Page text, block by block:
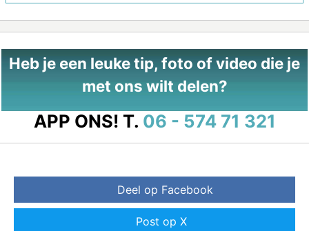
Heb je een leuke tip, foto of video die je
met ons wilt delen?
APP ONS! T. 06 - 574 71 321
Deel op Facebook
Post op X